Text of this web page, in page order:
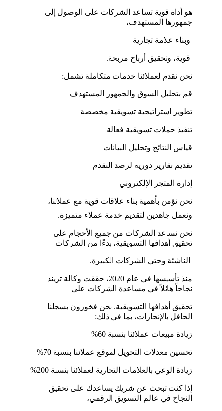
هو أداة قوية تساعد الشركات على الوصول إلى
جمهورها المستهدف،
نحن نقدم لعملائنا خدمات متكاملة تشمل:
قم بتحليل السوق والجمهور المستهدف
تطوير استراتيجية تسويقية مخصصة
تنفيذ حملات تسويقية فعالة
قياس النتائج وتحليل البيانات
تقديم تقارير دورية لرصد التقدم
إدارة المتجر الإلكتروني
نحن نؤمن بأهمية بناء علاقات قوية مع عملائنا،
ونعمل جاهدين لتقديم خدمة عملاء متميزة.
نحن نساعد الشركات من جميع الأحجام على
تحقيق أهدافها التسويقية، بدءًا من الشركات
منذ تأسيسها في عام 2020، حققت وكالة تريند
نجاحاً هائلاً في مساعدة الشركات على
تحقيق أهدافها التسويقية. نحن فخورون بسجلنا
الحافل بالإنجازات، بما في ذلك:
زيادة مبيعات عملائنا بنسبة 60%
تحسين معدلات التحويل لموقع عملائنا بنسبة 70%
زيادة الوعي بالعلامات التجارية لعملائنا بنسبة 200%
إذا كنت تبحث عن شريك يساعدك على تحقيق
النجاح في عالم التسويق الرقمي،